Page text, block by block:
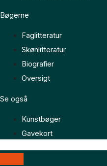
Bøgerne
Faglitteratur
Skønlitteratur
Biografier
Oversigt
Se også
Kunstbøger
Gavekort